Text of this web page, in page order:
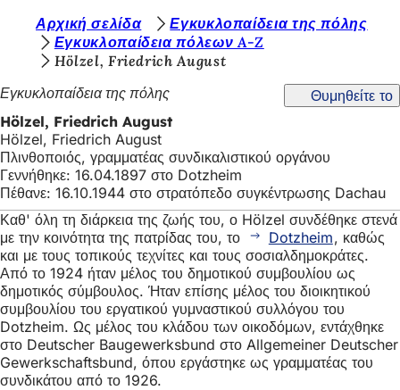
Μετάβαση στο περιεχόμενο
ί
σ
κ
ε
σ
τ
ε
ε
δ
ώ
:
Αρχική σελίδα
Εγκυκλοπαίδεια της πόλης
Εγκυκλοπαίδεια πόλεων A-Z
Hölzel, Friedrich August
Εγκυκλοπαίδεια της πόλης
Θυμηθείτε το
Hölzel, Friedrich August
Hölzel, Friedrich August
Πλινθοποιός, γραμματέας συνδικαλιστικού οργάνου
Γεννήθηκε: 16.04.1897 στο Dotzheim
Πέθανε: 16.10.1944 στο στρατόπεδο συγκέντρωσης Dachau
Καθ' όλη τη διάρκεια της ζωής του, ο Hölzel συνδέθηκε στενά
με την κοινότητα της πατρίδας του, το
Dotzheim, καθώς
και με τους τοπικούς τεχνίτες και τους σοσιαλδημοκράτες.
Από το 1924 ήταν μέλος του δημοτικού συμβουλίου ως
δημοτικός σύμβουλος. Ήταν επίσης μέλος του διοικητικού
συμβουλίου του εργατικού γυμναστικού συλλόγου του
Dotzheim. Ως μέλος του κλάδου των οικοδόμων, εντάχθηκε
στο Deutscher Baugewerksbund στο Allgemeiner Deutscher
Gewerkschaftsbund, όπου εργάστηκε ως γραμματέας του
συνδικάτου από το 1926.